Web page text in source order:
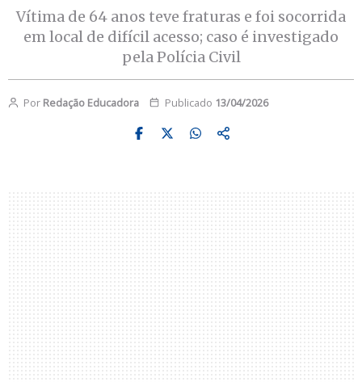
Vítima de 64 anos teve fraturas e foi socorrida
em local de difícil acesso; caso é investigado
pela Polícia Civil
Por Redação Educadora Publicado 13/04/2026